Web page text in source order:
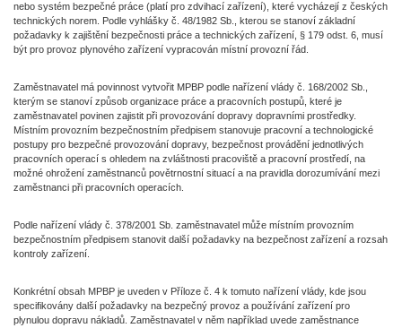
nebo systém bezpečné práce (platí pro zdvihací zařízení), které vycházejí z českých
technických norem. Podle vyhlášky č. 48/1982 Sb., kterou se stanoví základní
požadavky k zajištění bezpečnosti práce a technických zařízení, § 179 odst. 6, musí
být pro provoz plynového zařízení vypracován místní provozní řád.
Zaměstnavatel má povinnost vytvořit MPBP podle nařízení vlády č. 168/2002 Sb.,
kterým se stanoví způsob organizace práce a pracovních postupů, které je
zaměstnavatel povinen zajistit při provozování dopravy dopravními prostředky.
Místním provozním bezpečnostním předpisem stanovuje pracovní a technologické
postupy pro bezpečné provozování dopravy, bezpečnost provádění jednotlivých
pracovních operací s ohledem na zvláštnosti pracoviště a pracovní prostředí, na
možné ohrožení zaměstnanců povětrnostní situací a na pravidla dorozumívání mezi
zaměstnanci při pracovních operacích.
Podle nařízení vlády č. 378/2001 Sb. zaměstnavatel může místním provozním
bezpečnostním předpisem stanovit další požadavky na bezpečnost zařízení a rozsah
kontroly zařízení.
Konkrétní obsah MPBP je uveden v Příloze č. 4 k tomuto nařízení vlády, kde jsou
specifikovány další požadavky na bezpečný provoz a používání zařízení pro
plynulou dopravu nákladů. Zaměstnavatel v něm například uvede zaměstnance